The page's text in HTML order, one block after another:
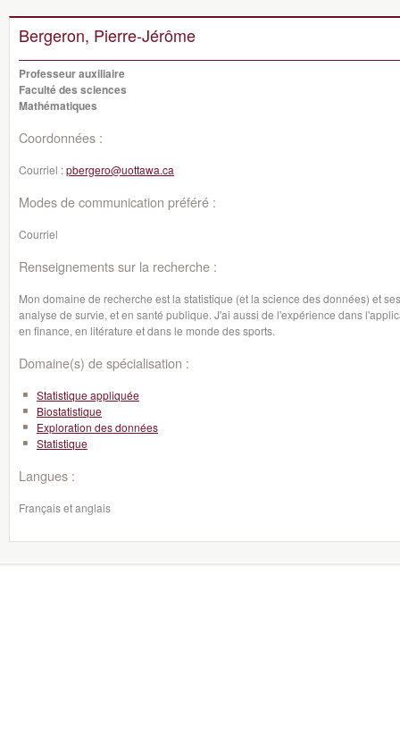
Bergeron, Pierre-Jérôme
Professeur auxiliaire
Faculté des sciences
Mathématiques
Coordonnées :
Courriel :pbergero@uottawa.ca
Modes de communication préféré :
Courriel
Renseignements sur la recherche :
Mon domaine de recherche est la statistique (et la science des données) et
analyse de survie, et en santé publique. J'ai aussi de l'expérience dans
en finance, en litérature et dans le monde des sports.
Domaine(s) de spécialisation :
Statistique appliquée
Biostatistique
Exploration des données
Statistique
Langues :
Français et anglais